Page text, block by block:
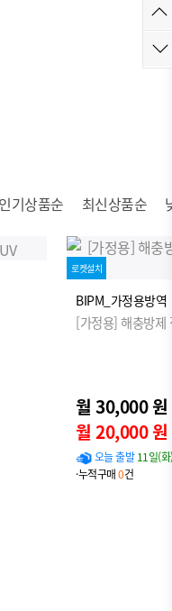
인기상품순 최신상품순
로켓설치
BIPM_가정용방역
[가정용] 해충방제
월 30,000 원
월 20,000 원
오늘 출발 11일(화
·누적구매0건